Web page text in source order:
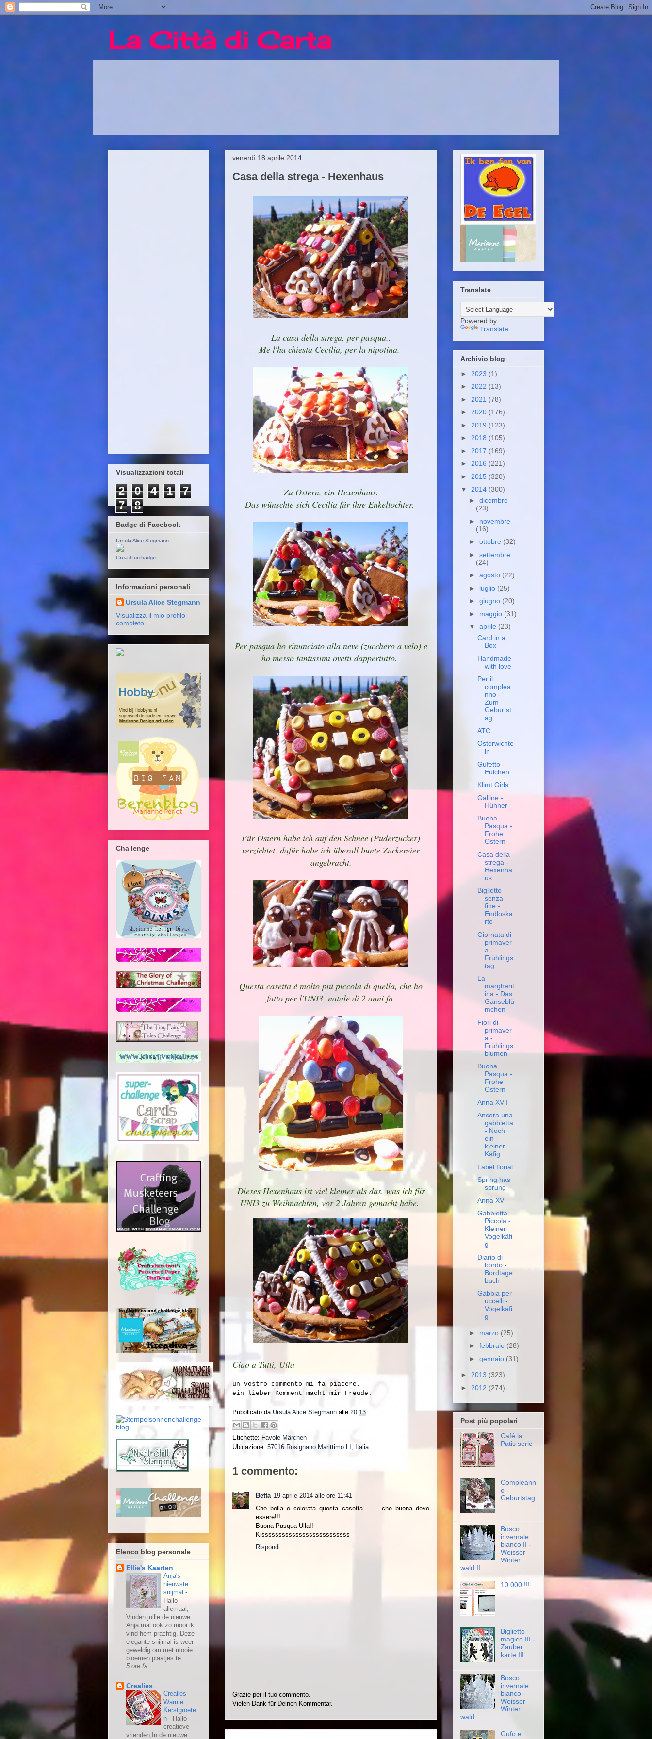
La Città di Carta
venerdì 18 aprile 2014
Casa della strega - Hexenhaus
La casa della strega, per pasqua..
Me l'ha chiesta Cecilia, per la nipotina.
Zu Ostern, ein Hexenhaus.
Das wünschte sich Cecilia für ihre Enkeltochter.
Per pasqua ho rinunciato alla neve (zucchero a velo) e
ho messo tantissimi ovetti dappertutto.
Für Ostern habe ich auf den Schnee (Puderzucker)
verzichtet, dafür habe ich überall bunte Zuckereier
angebracht.
Questa casetta è molto più piccola di quella, che ho
fatto per l'UNI3, natale di 2 anni fa.
Dieses Hexenhaus ist viel kleiner als das, was ich für
UNI3 zu Weihnachten, vor 2 Jahren gemacht habe.
Ciao a Tutti, Ulla
un vostro commento mi fa piacere.
ein lieber Komment macht mir Freude.
Pubblicato da Ursula Alice Stegmann alle 20:13
Etichette: Favole Märchen
Ubicazione: 57016 Rosignano Marittimo LI, Italia
1 commento:
Betta 19 aprile 2014 alle ore 11:41
Che bella e colorata questa casetta.... E che buona deve
essere!!!
Buona Pasqua Ulla!!
Kissssssssssssssssssssssssss
Rispondi
Grazie per il tuo commento.
Vielen Dank für Deinen Kommentar.
Visualizzazioni totali
2 0 4 1
7
7
8
Badge di Facebook
Ursula Alice Stegmann
Crea il tuo badge
Informazioni personali
Ursula Alice Stegmann
Visualizza il mio profilo
completo
Challenge
Elenco blog personale
Ellie's Kaarten
Anja's
nieuwste
snijmal -
Hallo
allemaal,
Vinden jullie de nieuwe
Anja mal ook zo mooi ik
vind hem prachtig. Deze
elegante snijmal is weer
geweldig om met mooie
bloemen plaatjes te...
5 ore fa
Crealies
Crealies-
Warme
Kerstgroete
n - Hallo
creatieve
vrienden,In de nieuwe
Translate
Powered by
Translate
Archivio blog
► 2023 (1)
► 2022 (13)
► 2021 (78)
► 2020 (176)
► 2019 (123)
► 2018 (105)
► 2017 (169)
► 2016 (221)
► 2015 (320)
▼ 2014 (300)
► dicembre
(23)
► novembre
(16)
► ottobre (32)
► settembre
(24)
► agosto (22)
► luglio (25)
► giugno (20)
► maggio (31)
▼ aprile (23)
Card in a
Box
Handmade
with love
Per il
complea
nno -
Zum
Geburtst
ag
ATC
Osterwichte
ln
Gufetto -
Eulchen
Klimt Girls
Galline -
Hühner
Buona
Pasqua -
Frohe
Ostern
Casa della
strega -
Hexenha
us
Biglietto
senza
fine -
Endloska
rte
Giornata di
primaver
a -
Frühlings
tag
La
margherit
ina - Das
Gänseblü
mchen
Fiori di
primaver
a -
Frühlings
blumen
Buona
Pasqua -
Frohe
Ostern
Anna XVII
Ancora una
gabbietta
- Noch
ein
kleiner
Käfig
Label florial
Spring has
sprung
Anna XVI
Gabbietta
Piccola -
Kleiner
Vogelkäfi
g
Diario di
bordo -
Bordtage
buch
Gabbia per
uccelli -
Vogelkäfi
g
► marzo (25)
► febbraio (28)
► gennaio (31)
► 2013 (323)
► 2012 (274)
Post più popolari
Café la
Patis serie
Compleann
o -
Geburtstag
Bosco
invernale
bianco II -
Weisser
Winter
wald II
10 000 !!!
Biglietto
magico III -
Zauber
karte III
Bosco
invernale
bianco -
Weisser
Winter
wald
Gufo e